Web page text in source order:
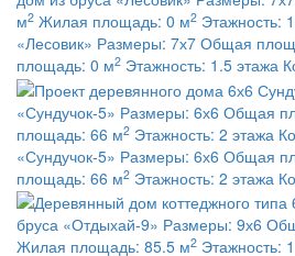
м2 Жилая площадь: 0 м2 Этажность:
«Лесовик» Размеры: 7х7 Общая
площадь: 0 м2 Этажность: 1.5 этажа
«Сундучок-5» Размеры: 6х6 Общая
площадь: 66 м2 Этажность: 2 этажа
«Сундучок-5» Размеры: 6х6 Общая
площадь: 66 м2 Этажность: 2 этажа
бруса «Отдыхай-9» Размеры: 9х6
Жилая площадь: 85.5 м2 Этажность: